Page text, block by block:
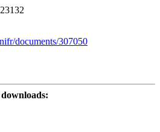
documents/307050